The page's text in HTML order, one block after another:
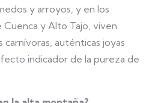
y arroyos, y en los
Cuenca y Alto Tajo, viven
carnívoras, auténticas joyas
indicador de la pureza de